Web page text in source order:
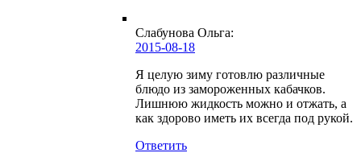
Слабунова Ольга:
2015-08-18
Я целую зиму готовлю различные
блюдо из замороженных кабачков.
Лишнюю жидкость можно и отжать, а
как здорово иметь их всегда под рукой.
Ответить